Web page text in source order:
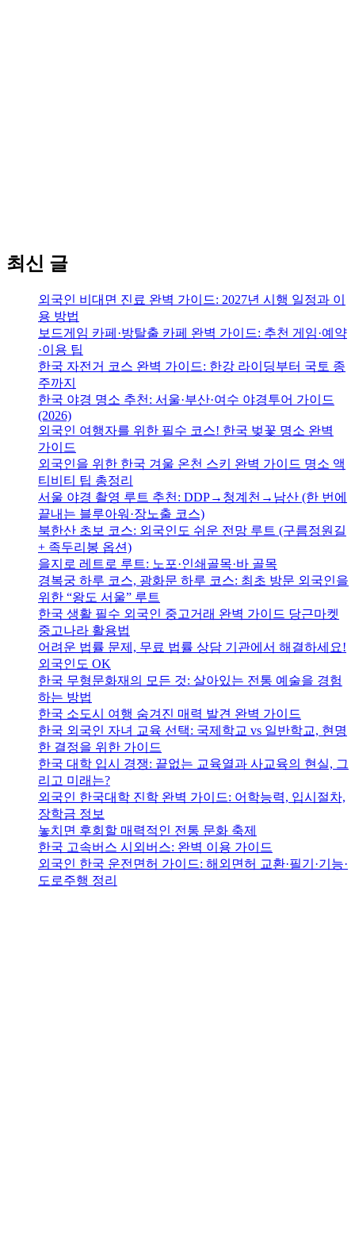
최신 글
외국인 비대면 진료 완벽 가이드: 2027년 시행 일정과 이
용 방법
보드게임 카페·방탈출 카페 완벽 가이드: 추천 게임·예약
·이용 팁
한국 자전거 코스 완벽 가이드: 한강 라이딩부터 국토 종
주까지
한국 야경 명소 추천: 서울·부산·여수 야경투어 가이드
(2026)
외국인 여행자를 위한 필수 코스! 한국 벚꽃 명소 완벽
가이드
외국인을 위한 한국 겨울 온천 스키 완벽 가이드 명소 액
티비티 팁 총정리
서울 야경 촬영 루트 추천: DDP→청계천→남산 (한 번에
끝내는 블루아워·장노출 코스)
북한산 초보 코스: 외국인도 쉬운 전망 루트 (구름정원길
+ 족두리봉 옵션)
을지로 레트로 루트: 노포·인쇄골목·바 골목
경복궁 하루 코스, 광화문 하루 코스: 최초 방문 외국인을
위한 “왕도 서울” 루트
한국 생활 필수 외국인 중고거래 완벽 가이드 당근마켓
중고나라 활용법
어려운 법률 문제, 무료 법률 상담 기관에서 해결하세요!
외국인도 OK
한국 무형문화재의 모든 것: 살아있는 전통 예술을 경험
하는 방법
한국 소도시 여행 숨겨진 매력 발견 완벽 가이드
한국 외국인 자녀 교육 선택: 국제학교 vs 일반학교, 현명
한 결정을 위한 가이드
한국 대학 입시 경쟁: 끝없는 교육열과 사교육의 현실, 그
리고 미래는?
외국인 한국대학 진학 완벽 가이드: 어학능력, 입시절차,
장학금 정보
놓치면 후회할 매력적인 전통 문화 축제
한국 고속버스 시외버스: 완벽 이용 가이드
외국인 한국 운전면허 가이드: 해외면허 교환·필기·기능·
도로주행 정리